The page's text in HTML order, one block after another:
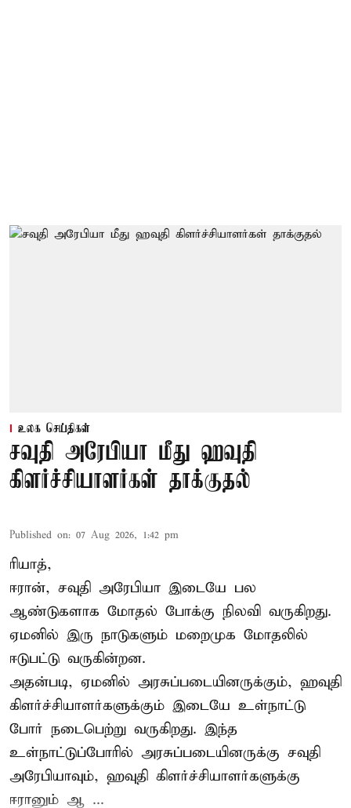
உலக செய்திகள்
சவுதி அரேபியா மீது ஹவுதி
கிளர்ச்சியாளர்கள் தாக்குதல்
Published on: 07 Aug 2026, 1:42 pm
ரியாத்,
ஈரான், சவுதி அரேபியா இடையே பல
ஆண்டுகளாக மோதல் போக்கு நிலவி வருகிறது.
ஏமனில் இரு நாடுகளும் மறைமுக மோதலில்
ஈடுபட்டு வருகின்றன.
அதன்படி, ஏமனில் அரசுப்படையினருக்கும், ஹவுதி
கிளர்ச்சியாளர்களுக்கும் இடையே உள்நாட்டு
போர் நடைபெற்று வருகிறது. இந்த
உள்நாட்டுப்போரில் அரசுப்படையினருக்கு சவுதி
அரேபியாவும், ஹவுதி கிளர்ச்சியாளர்களுக்கு
ஈரானும் ஆ ...